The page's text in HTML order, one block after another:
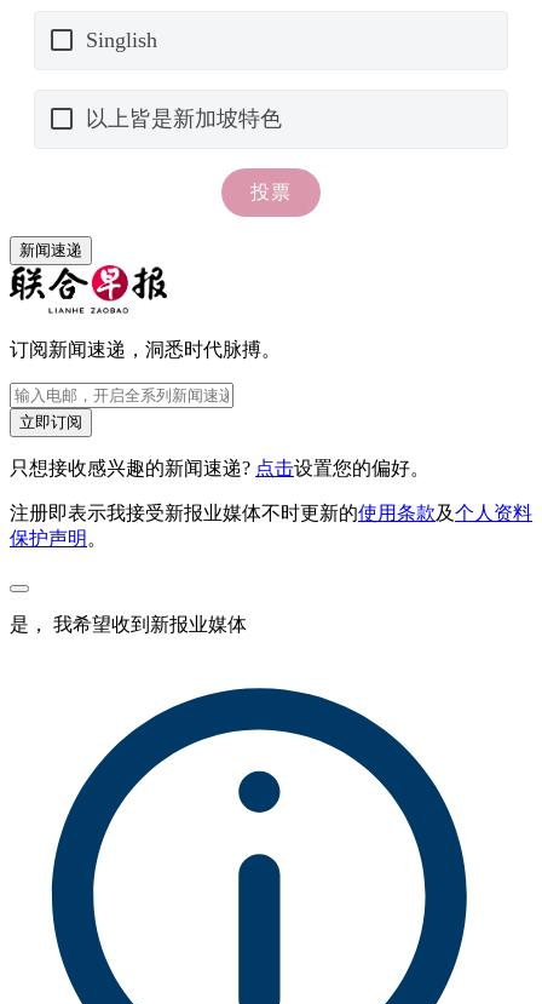
新闻速递
订阅新闻速递，洞悉时代脉搏。
立即订阅
只想接收感兴趣的新闻速递? 点击设置您的偏好。
注册即表示我接受新报业媒体不时更新的使用条款及个人资料
保护声明 。
是， 我希望收到新报业媒体